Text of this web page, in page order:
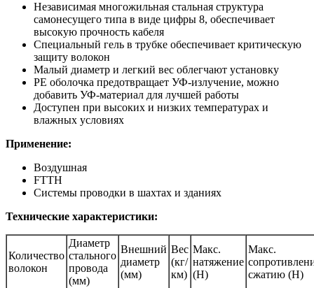
Независимая многожильная стальная структура
самонесущего типа в виде цифры 8, обеспечивает
высокую прочность кабеля
Специальный гель в трубке обеспечивает критическую
защиту волокон
Малый диаметр и легкий вес облегчают установку
PE оболочка предотвращает УФ-излучение, можно
добавить УФ-материал для лучшей работы
Доступен при высоких и низких температурах и
влажных условиях
Применение:
Воздушная
FTTH
Системы проводки в шахтах и зданиях
Технические характеристики:
Количество
волокон
Диаметр
стального
провода
(мм)
Внешний
диаметр
(мм)
Вес
(кг/
км)
Макс.
натяжение
(Н)
Макс.
сжатию (Н)